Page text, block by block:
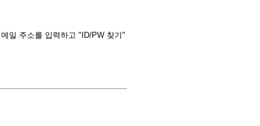
일 주소를 입력하고 "ID/PW 찾기"